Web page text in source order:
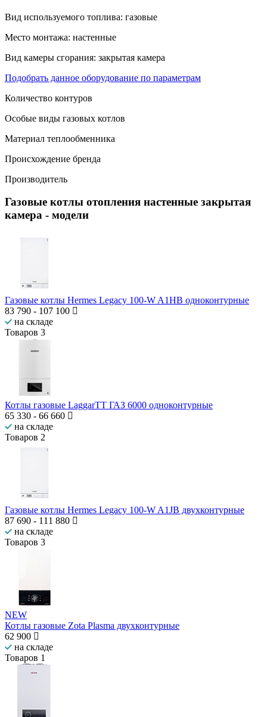
Вид используемого топлива: газовые
Место монтажа: настенные
Вид камеры сгорания: закрытая камера
Подобрать данное оборудование по параметрам
Количество контуров
Особые виды газовых котлов
Материал теплообменника
Происхождение бренда
Производитель
Газовые котлы отопления настенные закрытая
камера - модели
Газовые котлы Hermes Legacy 100-W A1HB одноконтурные
83 790 - 107 100
на складе
Товаров 3
Котлы газовые LaggarTT ГАЗ 6000 одноконтурные
65 330 - 66 660
на складе
Товаров 2
Газовые котлы Hermes Legacy 100-W A1JB двухконтурные
87 690 - 111 880
на складе
Товаров 3
NEW
Котлы газовые Zota Plasma двухконтурные
62 900
на складе
Товаров 1